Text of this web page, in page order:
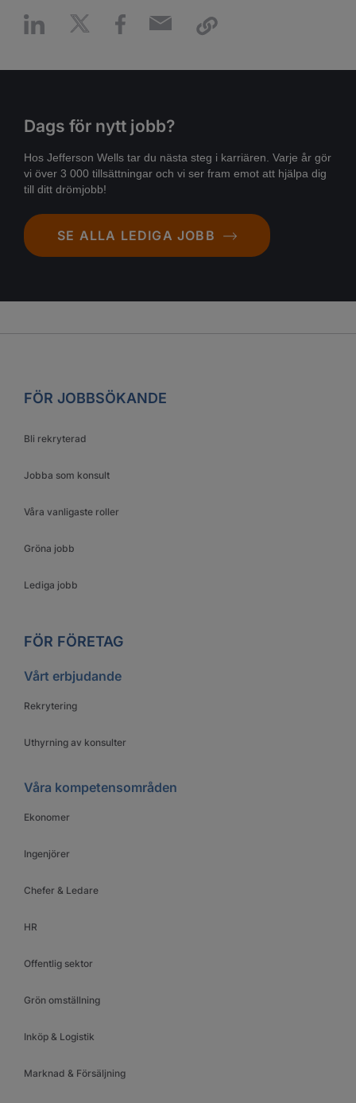
Dags för nytt jobb?
Hos Jefferson Wells tar du nästa steg i karriären. Varje år gör
vi över 3 000 tillsättningar och vi ser fram emot att hjälpa dig
till ditt drömjobb!
SE ALLA LEDIGA JOBB
FÖR JOBBSÖKANDE
Bli rekryterad
Jobba som konsult
Våra vanligaste roller
Gröna jobb
Lediga jobb
FÖR FÖRETAG
Vårt erbjudande
Rekrytering
Uthyrning av konsulter
Våra kompetensområden
Ekonomer
Ingenjörer
Chefer & Ledare
HR
Offentlig sektor
Grön omställning
Inköp & Logistik
Marknad & Försäljning